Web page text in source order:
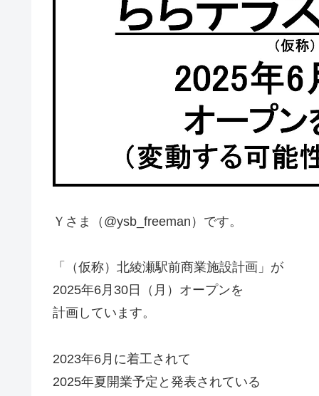
Ｙさま（@ysb_freeman）です。
「（仮称）北綾瀬駅前商業施設計画」が
2025年6月30日（月）オープンを
計画しています。
2023年6月に着工されて
2025年夏開業予定と発表されている